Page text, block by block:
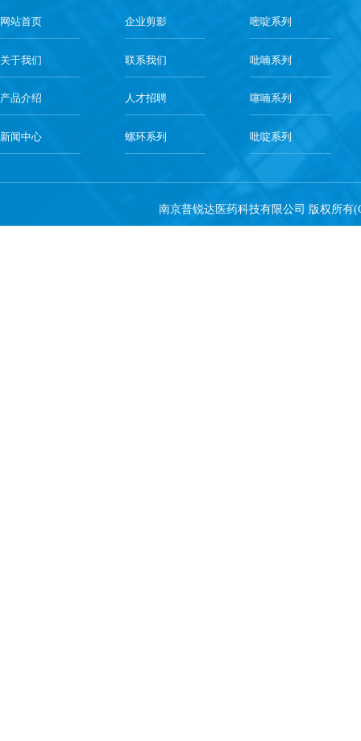
网站首页 企业剪影 嘧啶系列
关于我们 联系我们 吡喃系列
产品介绍 人才招聘 噻喃系列
新闻中心 螺环系列 吡啶系列
南京普锐达医药科技有限公司 版权所有